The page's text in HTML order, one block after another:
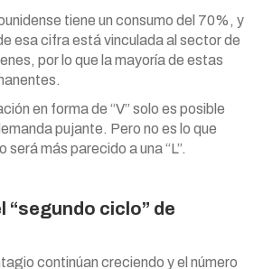
tiene un consumo del 70%, y
esa cifra está vinculada al sector de
por lo que la mayoría de estas
en forma de “V” solo es posible
pujante. Pero no es lo que
más parecido a una “L”.
“segundo ciclo” de
continúan creciendo y el número